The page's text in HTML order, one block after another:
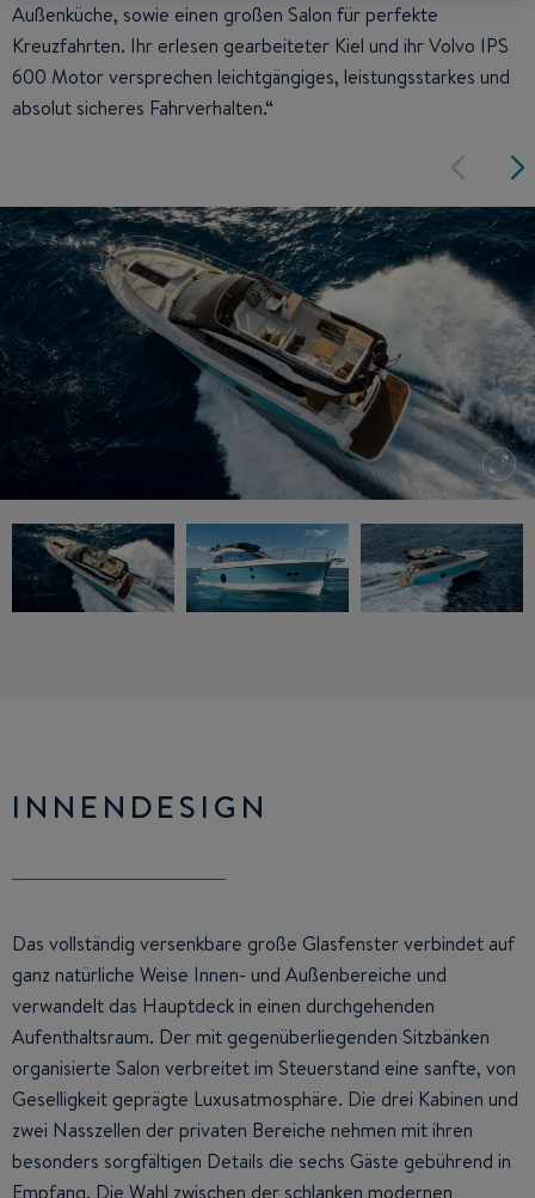
Außenküche, sowie einen großen Salon für perfekte
Kreuzfahrten. Ihr erlesen gearbeiteter Kiel und ihr Volvo IPS
600 Motor versprechen leichtgängiges, leistungsstarkes und
absolut sicheres Fahrverhalten.“
INNENDESIGN
Das vollständig versenkbare große Glasfenster verbindet auf
ganz natürliche Weise Innen- und Außenbereiche und
verwandelt das Hauptdeck in einen durchgehenden
Aufenthaltsraum. Der mit gegenüberliegenden Sitzbänken
organisierte Salon verbreitet im Steuerstand eine sanfte, von
Geselligkeit geprägte Luxusatmosphäre. Die drei Kabinen und
zwei Nasszellen der privaten Bereiche nehmen mit ihren
besonders sorgfältigen Details die sechs Gäste gebührend in
Empfang. Die Wahl zwischen der schlanken modernen